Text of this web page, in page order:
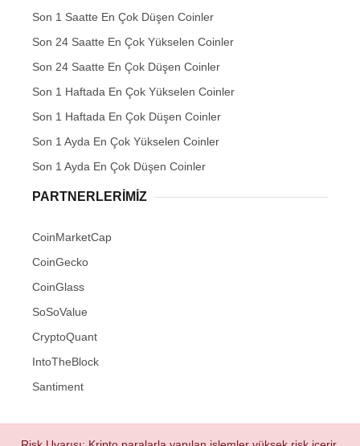
Son 1 Saatte En Çok Düşen Coinler
Son 24 Saatte En Çok Yükselen Coinler
Son 24 Saatte En Çok Düşen Coinler
Son 1 Haftada En Çok Yükselen Coinler
Son 1 Haftada En Çok Düşen Coinler
Son 1 Ayda En Çok Yükselen Coinler
Son 1 Ayda En Çok Düşen Coinler
PARTNERLERIMIZ
CoinMarketCap
CoinGecko
CoinGlass
SoSoValue
CryptoQuant
IntoTheBlock
Santiment